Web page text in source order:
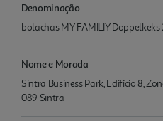
Denominação
bolachas MY FAMILIY Doppelkeks
Nome e Morada
Sintra Business Park, Edifício 8,
089 Sintra